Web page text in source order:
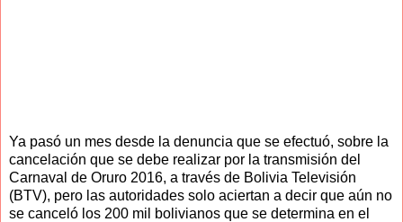
Ya pasó un mes desde la denuncia que se efectuó, sobre la
cancelación que se debe realizar por la transmisión del
Carnaval de Oruro 2016, a través de Bolivia Televisión
(BTV), pero las autoridades solo aciertan a decir que aún no
se canceló los 200 mil bolivianos que se determina en el